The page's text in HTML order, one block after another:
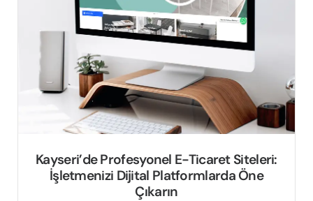
Kayseri’de Profesyonel E-Ticaret Siteleri:
İşletmenizi Dijital Platformlarda Öne
Çıkarın